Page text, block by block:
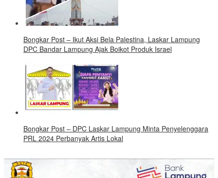
Bongkar Post – Ikut Aksi Bela Palestina, Laskar Lampung
DPC Bandar Lampung Ajak Boikot Produk Israel
Bongkar Post – DPC Laskar Lampung Minta Penyelenggara
PRL 2024 Perbanyak Artis Lokal